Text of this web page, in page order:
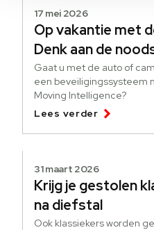
17 mei 2026
Op vakantie met
Denk aan de
Gaat u met de auto of
een beveiligingssysteem
Moving Intelligence?
Lees verder
31 maart 2026
Krijg je gestolen
na diefstal
Ook klassiekers worden